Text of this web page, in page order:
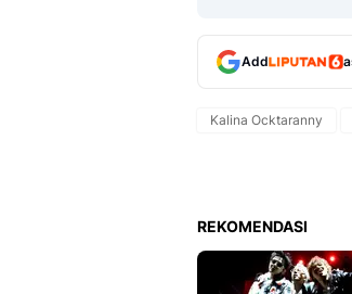
Add
Kalina Ocktaranny
REKOMENDASI